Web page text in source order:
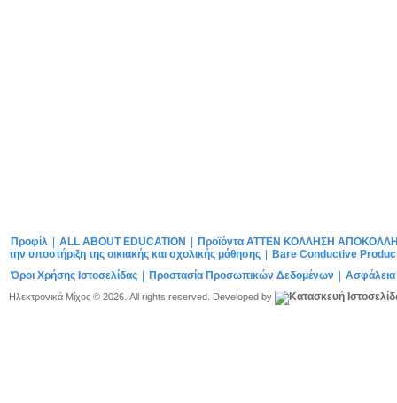
Προφίλ ALL ABOUT EDUCATION
Προϊόντα ATTEN ΚΟΛΛΗΣΗ
την υποστήριξη της οικιακής και σχολικής μάθησης
Bare Conductive
Όροι Χρήσης Ιστοσελίδας
Προστασία Προσωπικών Δεδομένων
Ηλεκτρονικά Μίχος © 2026. All rights reserved. Developed by